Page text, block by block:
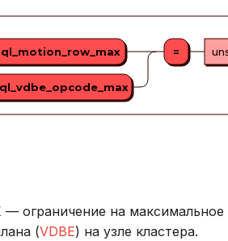
=
— ограничение на максимальное
(VDBE) на узле кластера.